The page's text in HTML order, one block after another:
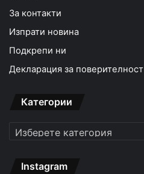
За контакти
Изпрати новина
Подкрепи ни
Декларация за поверителност
Категории
Категории
Instagram